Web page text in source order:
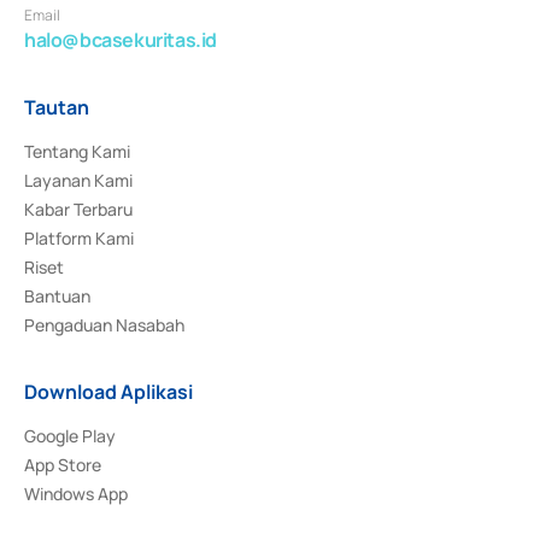
Email
halo@bcasekuritas.id
Tautan
Tentang Kami
Layanan Kami
Kabar Terbaru
Platform Kami
Riset
Bantuan
Pengaduan Nasabah
Download Aplikasi
Google Play
App Store
Windows App